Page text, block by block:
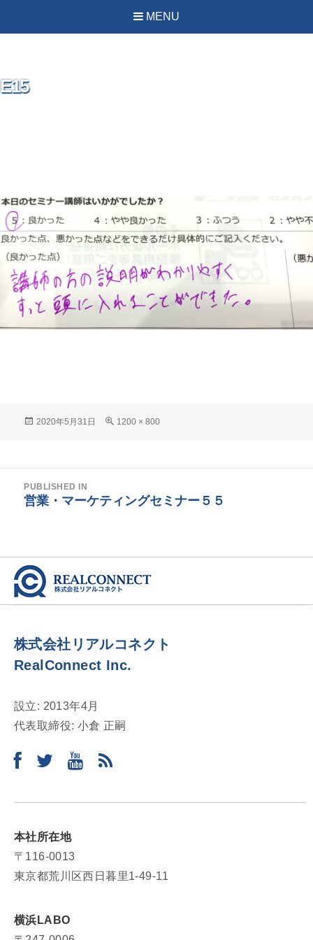
MENU
E15
Posted
2020年5月31日
Full
1200 × 800
ゲ
ー
シ
ン
PUBLISHED IN
営業・マーケティングセミナー５５
株式会社リアルコネクト
RealConnect Inc.
設立: 2013年4月
代表取締役: 小倉 正嗣
本社所在地
〒116-0013
東京都荒川区西日暮里1-49-11
横浜LABO